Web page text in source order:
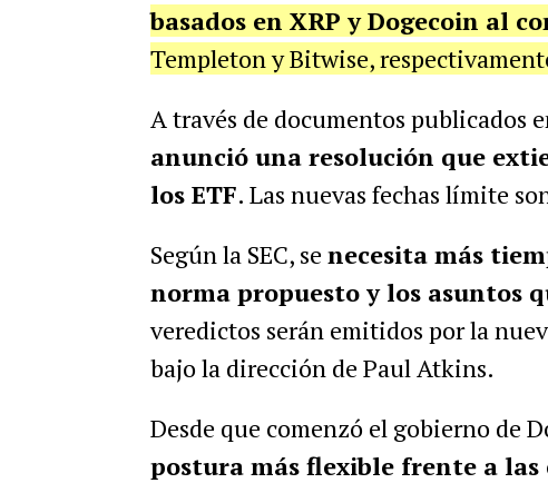
basados en XRP y Dogecoin al
Templeton y Bitwise,
A través de documentos publicados
anunció una resolución que
los ETF. Las nuevas fechas límite
Según la SEC, se necesita más
norma propuesto y los asuntos
veredictos serán emitidos por la
bajo la dirección de Paul Atkins.
Desde que comenzó el gobierno de
postura más flexible frente a